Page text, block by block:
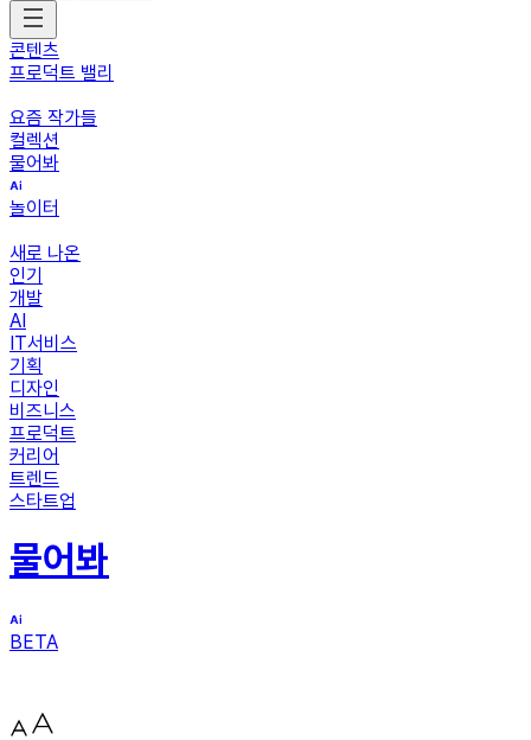
콘텐츠
프로덕트 밸리
요즘 작가들
컬렉션
물어봐
놀이터
새로 나온
인기
개발
AI
IT서비스
기획
디자인
비즈니스
프로덕트
커리어
트렌드
스타트업
물어봐
BETA